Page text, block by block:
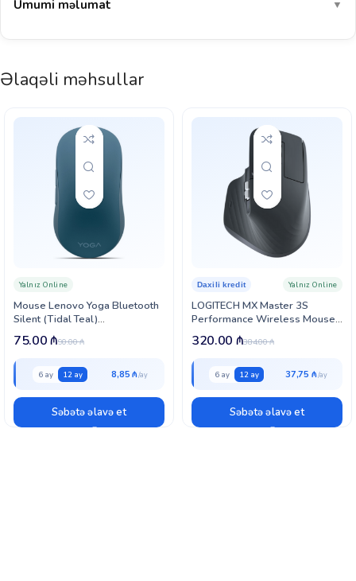
Ümumi məlumat ▼
Əlaqəli məhsullar
Mouse Lenovo Yoga Bluetooth
Silent (Tidal Teal)
(GY51S61916)
Yalnız Online
90.00₼
75.00₼
6 ay 12 ay 8,85 ₼
Səbətə əlavə et
LOGITECH MX Master 3S
Performance Wireless Mouse –
GRAPHITE (910-007501)
Daxili kredit Yalnız Online
384.00₼
320.00 ₼
6 ay 12 ay 37,75 ₼
Səbətə əlavə et